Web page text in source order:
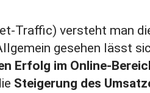
Traffic) versteht man
gesehen lässt
Erfolg im Online-
Steigerung des